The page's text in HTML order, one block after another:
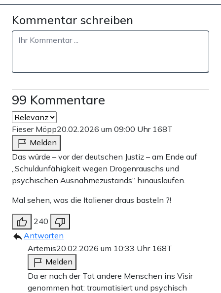
Kommentar schreiben
99 Kommentare
Fieser Möpp20.02.2026 um 09:00 Uhr 168T
Melden
Das würde – vor der deutschen Justiz – am Ende auf
„Schuldunfähigkeit wegen Drogenrauschs und
psychischen Ausnahmezustands“ hinauslaufen.
Mal sehen, was die Italiener draus basteln ?!
240
Antworten
Artemis20.02.2026 um 10:33 Uhr 168T
Melden
Da er nach der Tat andere Menschen ins Visir
genommen hat: traumatisiert und psychisch